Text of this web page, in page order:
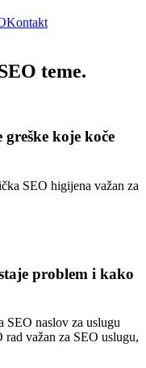
Kontakt
teme.
koje koče
SEO higijena važan za
problem i kako
SEO naslov za uslugu
važan za SEO uslugu,